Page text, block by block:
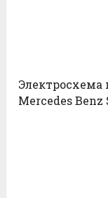
Электросхема
Mercedes